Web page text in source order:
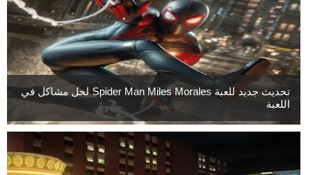
تحديث جديد للعبة Spider Man Miles Morales لحل مشاكل في
اللعبة